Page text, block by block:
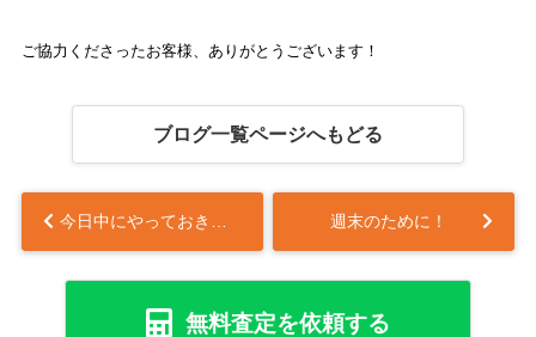
ご協力くださったお客様、ありがとうございます！
ブログ一覧ページへもどる
週末のために！
無料査定を依頼する